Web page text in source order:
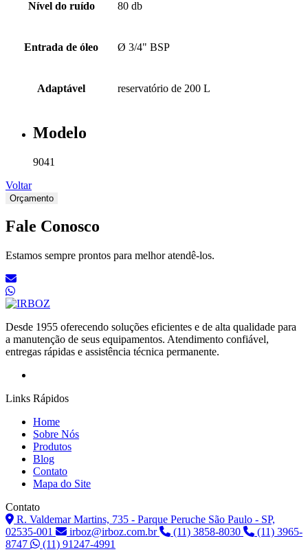
Nível do ruído 80 db
Entrada de óleo Ø 3/4" BSP
Adaptável reservatório de 200 L
Modelo
9041
Voltar
Orçamento
Fale Conosco
Estamos sempre prontos para melhor atendê-los.
Desde 1955 oferecendo soluções eficientes e de alta qualidade para
a manutenção de seus equipamentos. Atendimento confiável,
entregas rápidas e assistência técnica permanente.
Links Rápidos
Home
Sobre Nós
Produtos
Blog
Contato
Mapa do Site
Contato
R. Valdemar Martins, 735 - Parque Peruche São Paulo - SP,
02535-001
irboz@irboz.com.br (11) 3858-8030
(11) 3965-
8747
(11) 91247-4991